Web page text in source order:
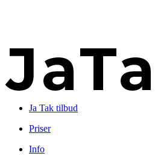
Ja Tak tilbud
Priser
Info